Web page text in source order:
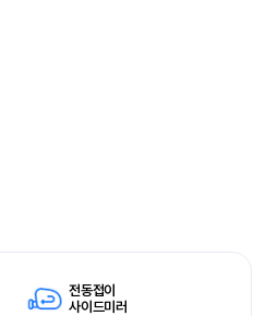
전동접이
사이드미러